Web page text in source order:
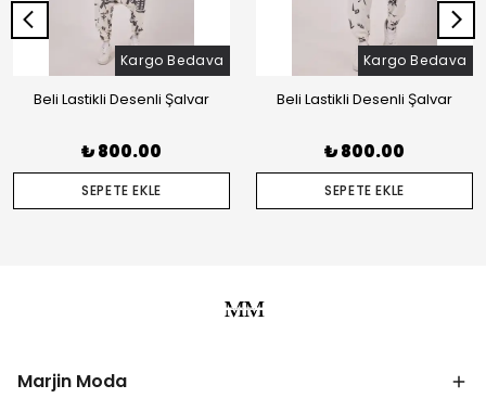
Kargo Bedava
Beli Lastikli Desenli Şalvar
₺ 800.00
SEPETE EKLE
Kargo Bedava
Beli Lastikli Desenli Şalvar
₺ 800.00
SEPETE EKLE
Marjin Moda